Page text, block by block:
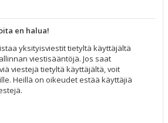
en halua!
yksityisviestit tietyltä käyttäjältä
viestisääntöjä. Jos saat
viestejä tietyltä käyttäjältä, voit
Heillä on oikeudet estää käyttäjiä